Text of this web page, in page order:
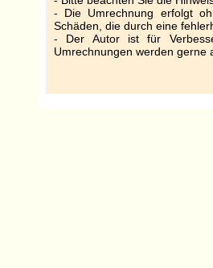
- Die Umrechnung erfolgt
Schäden, die durch eine
- Der Autor ist für
Umrechnungen werden gerne